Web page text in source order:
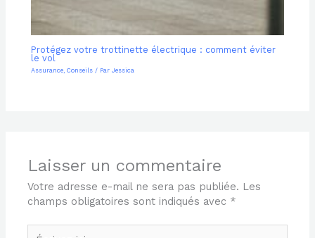
Protégez votre trottinette électrique : comment éviter
le vol
Assurance ,Conseils / ParJessica
Laisser un commentaire
Votre adresse e-mail ne sera pas publiée. Les
champs obligatoires sont indiqués avec *
Écrivez